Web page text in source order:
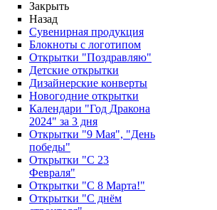
Закрыть
Назад
Сувенирная продукция
Блокноты с логотипом
Открытки "Поздравляю"
Детские открытки
Дизайнерские конверты
Новогодние открытки
Календари "Год Дракона
2024" за 3 дня
Открытки "9 Мая", "День
победы"
Открытки "С 23
Февраля"
Открытки "С 8 Марта!"
Открытки "С днём